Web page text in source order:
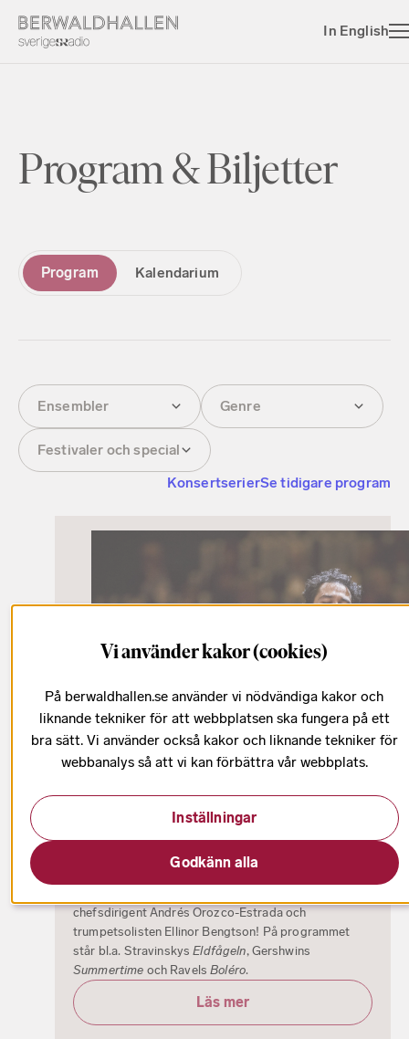
In English
Program & Biljetter
Program Kalendarium
Ensembler Genre
Festivaler och special
KonsertserierSe tidigare program
16 augusti
Kulturfestivalen: Från Eldfågeln till
chefsdirigent Andrés Orozco-Estrada och
trumpetsolisten Ellinor Bengtson! På programmet
står bl.a. StravinskysEldfågeln, Gershwins
Summertime och RavelsBoléro.
Läs mer
Vi använder kakor (cookies)
På berwaldhallen.se använder vi nödvändiga kakor och
liknande tekniker för att webbplatsen ska fungera på ett
bra sätt. Vi använder också kakor och liknande tekniker för
webbanalys så att vi kan förbättra vår webbplats.
Godkänn alla
Inställningar